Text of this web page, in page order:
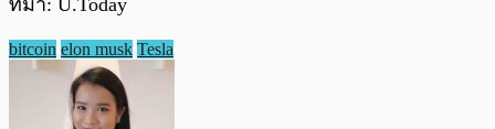
bitcoin elon musk Tesla